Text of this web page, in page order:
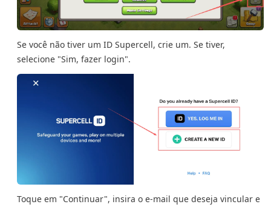
Se você não tiver um ID Supercell, crie um. Se tiver,
selecione "Sim, fazer login".
Toque em "Continuar", insira o e-mail que deseja vincular e